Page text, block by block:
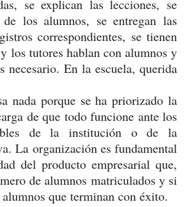
se explican las lecciones, se
los alumnos, se entregan las
correspondientes, se tienen
los tutores hablan con alumnos y
necesario. En la escuela, querida
se ha priorizado la
de que todo funcione ante los
de la institución o de la
La organización es fundamental
del producto empresarial que,
de alumnos matriculados y si
que terminan con éxito.